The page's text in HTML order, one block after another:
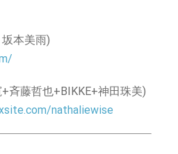
本美⾬)
⻫藤哲也+BIKKE+神⽥珠美)
nathaliewise